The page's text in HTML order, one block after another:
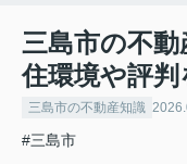
三島市の不動
住環境や評
三島市の不動産知識
#三島市